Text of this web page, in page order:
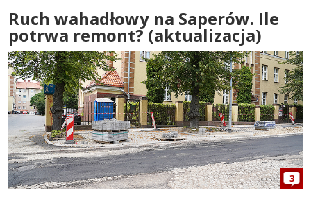
Ruch wahadłowy na Saperów. Ile
potrwa remont? (aktualizacja)
3